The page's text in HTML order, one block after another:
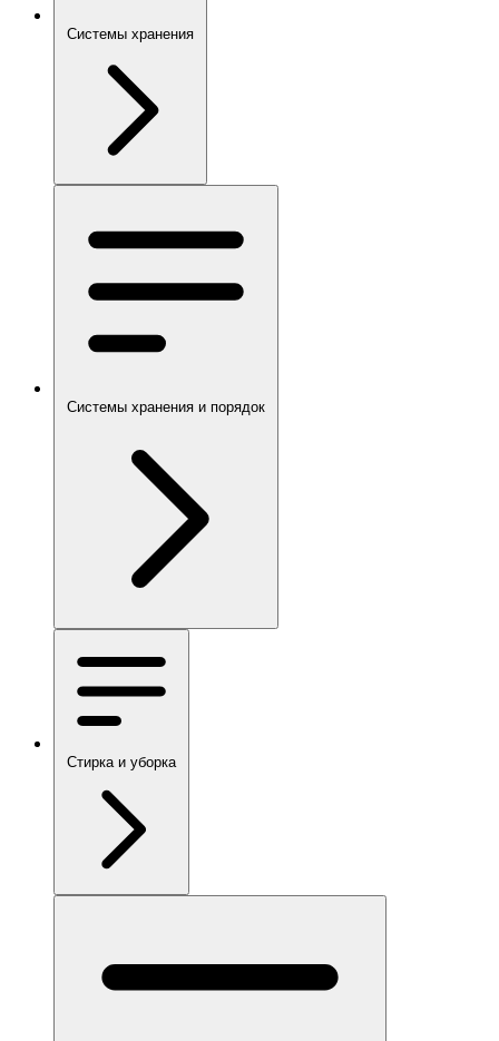
Системы хранения
Системы хранения и порядок
Стирка и уборка